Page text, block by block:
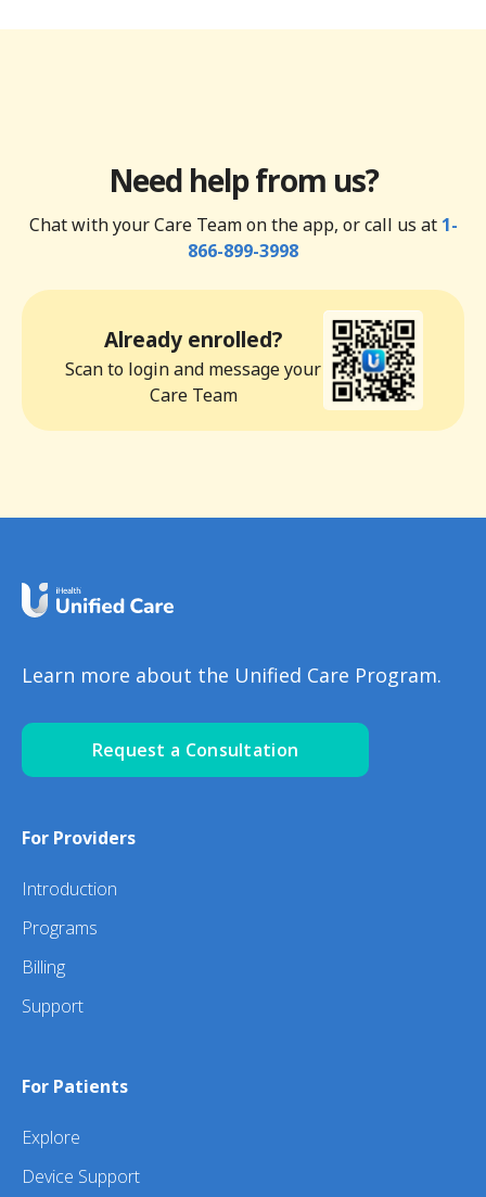
Need help from us?
Chat with your Care Team on the app, or call us at 1-
866-899-3998
Already enrolled?
Scan to login and message your
Care Team
Learn more about the Unified Care Program.
Request a Consultation
For Providers
Introduction
Programs
Billing
Support
For Patients
Explore
Device Support